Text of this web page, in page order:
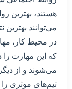
هستند، بهترین
می‌توانند بهترین
در محیط کار،
که این مهارت را
می‌شوند و از
تیم‌های موثری را